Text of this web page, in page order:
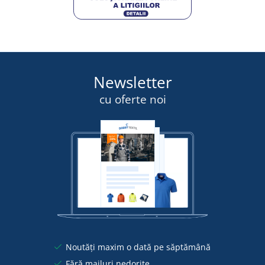
Newsletter
cu oferte noi
Noutăți maxim o dată pe săptămână